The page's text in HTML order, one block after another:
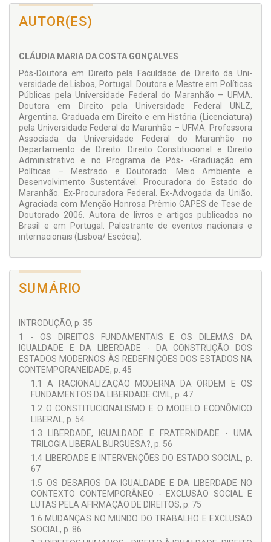
Doutora em Serviço Social pela PUC-SP
da Universidade Estadual de Campinas
AUTOR(ES)
CLÁUDIA MARIA DA COSTA GONÇALVES
Pós-Doutora em Direito pela Faculdade de Direito da Uni­
versidade de Lisboa, Por­tugal. Doutora e Mestre em Políticas
Públicas pela Univer­sidade Federal do Maranhão – UFMA.
Doutora em Direito pela Universidade Federal UNLZ,
Argentina. Graduada em Direito e em História (Li­cenciatura)
pela Universi­dade Federal do Maranhão – UFMA. Professora
Associada da Universidade Federal do Maranhão no
Departamento de Direito: Direito Constitu­cional e Direito
Administrativo e no Programa de Pós- -Graduação em
Políticas – Mestrado e Doutorado: Meio Ambiente e
Desenvolvi­mento Sustentável. Procura­dora do Estado do
Maranhão. Ex-Procuradora Federal. Ex-Advogada da União.
Agra­ciada com Menção Honrosa Prêmio CAPES de Tese de
Doutorado 2006. Autora de livros e artigos publicados no
Brasil e em Portugal. Palestrante de eventos nacionais e
internacionais (Lisboa/ Escócia).
SUMÁRIO
INTRODUÇÃO, p. 35
1 - OS DIREITOS FUNDAMENTAIS E OS DILEMAS DA
IGUALDADE E DA LIBERDADE - DA CONSTRUÇÃO DOS
ESTADOS MODERNOS ÀS REDEFINIÇÕES DOS ESTADOS NA
CONTEMPORANEIDADE, p. 45
1.1 A RACIONALIZAÇÃO MODERNA DA ORDEM E OS
FUNDAMENTOS DA LIBERDADE CIVIL, p. 47
1.2 O CONSTITUCIONALISMO E O MODELO ECONÔMICO
LIBERAL, p. 54
1.3 LIBERDADE, IGUALDADE E FRATERNIDADE - UMA
TRILOGIA LIBERAL BURGUESA?, p. 56
1.4 LIBERDADE E INTERVENÇÕES DO ESTADO SOCIAL, p.
67
1.5 OS DESAFIOS DA IGUALDADE E DA LIBERDADE NO
CONTEXTO CONTEMPORÂNEO - EXCLUSÃO SOCIAL E
LUTAS PELA AFIRMAÇÃO DE DIREITOS, p. 75
1.6 MUDANÇAS NO MUNDO DO TRABALHO E EXCLUSÃO
SOCIAL, p. 86